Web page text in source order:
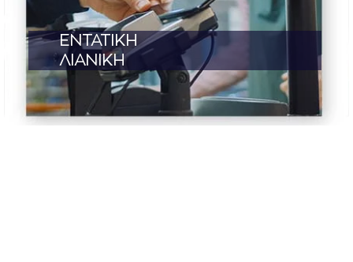
ΕΝΤΑΤΙΚΗ
ΛΙΑΝΙΚΗ